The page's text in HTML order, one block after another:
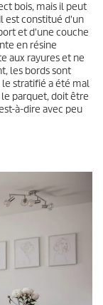
bois, mais il peut
est constitué d'un
et d'une couche
en résine
aux rayures et ne
les bords sont
stratifié a été mal
parquet, doit être
à-dire avec peu